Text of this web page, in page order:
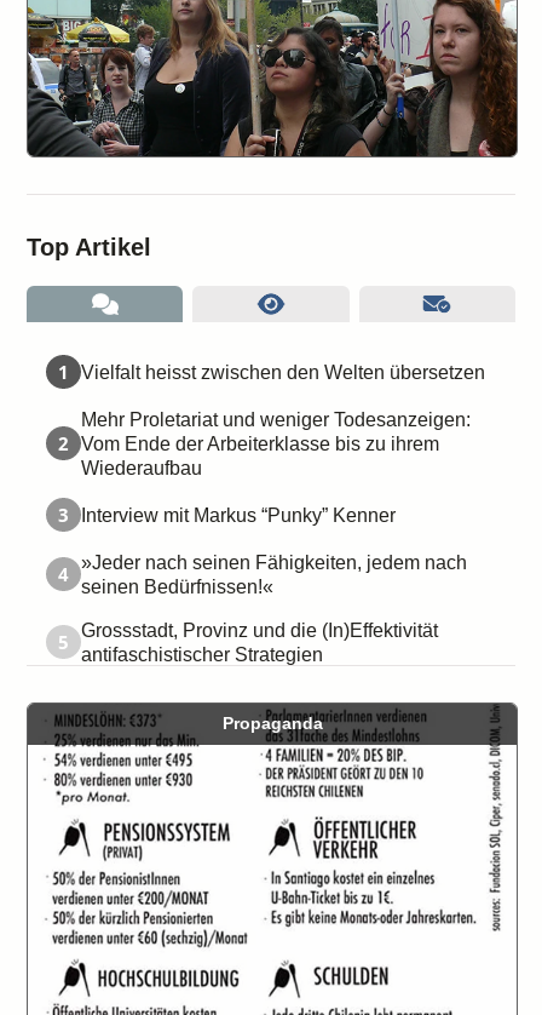
Top Artikel
1 Vielfalt heisst zwischen den Welten übersetzen
2
Mehr Proletariat und weniger Todesanzeigen:
Vom Ende der Arbeiterklasse bis zu ihrem
Wiederaufbau
3 Interview mit Markus “Punky” Kenner
4
»Jeder nach seinen Fähigkeiten, jedem nach
seinen Bedürfnissen!«
5
Grossstadt, Provinz und die (In)Effektivität
antifaschistischer Strategien
Propaganda